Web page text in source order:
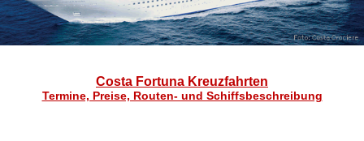
Costa Fortuna Kreuzfahrten
Termine, Preise, Routen- und Schiffsbeschreibung